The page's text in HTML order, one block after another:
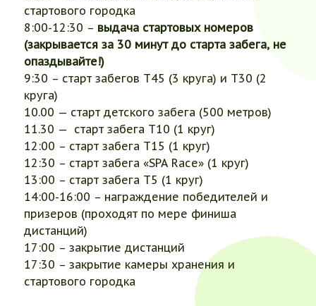
стартового городка
8:00-12:30 – выдача стартовых номеров
(закрывается за 30 минут до старта забега, не
опаздывайте!)
9:30 – старт забегов Т45 (3 круга) и Т30 (2
круга)
10.00 — старт детского забега (500 метров)
11.30 — старт забега Т10 (1 круг)
12:00 – старт забега Т15 (1 круг)
12:30 – старт забега «SРА Race» (1 круг)
13:00 – старт забега Т5 (1 круг)
14:00-16:00 – награждение победителей и
призеров (проходят по мере финиша
дистанций)
17:00 – закрытие дистанций
17:30 – закрытие камеры хранения и
стартового городка